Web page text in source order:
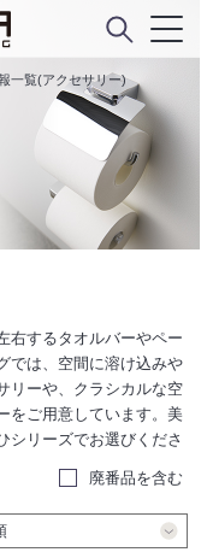
一覧(アクセサリー)
右するタオルバーやペー
では、空間に溶け込みや
リーや、クラシカルな空
をご用意しています。美
シリーズでお選びくださ
廃番品を含む